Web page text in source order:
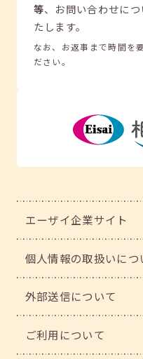
等、 お問い合わせに
たします。
なお、お返事まで時間を
ださい。
エーザイ企業サイト
個人情報の取扱いにつ
外部送信について
ご利用について